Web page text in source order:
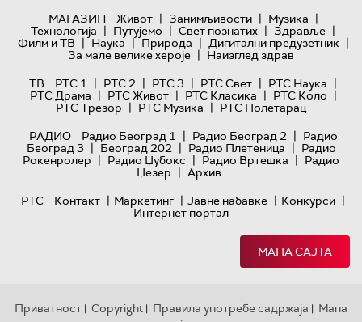
МАГАЗИН
Живот | Занимљивости | Музика |
Технологијa | Путујемо | Свет познатих | Здравље |
Филм и ТВ | Наука | Природа | Дигитални предузетник |
За мале велике хероје | Наизглед здрав
ТВ
РТС 1 | РТС 2 | РТС 3 | РТС Свет | РТС Наука |
РТС Драма | РТС Живот | РТС Класика | РТС Коло |
РТС Трезор | РТС Музика | РТС Полетарац
РАДИО
Радио Београд 1 | Радио Београд 2 | Радио
Београд 3 | Београд 202 | Радио Плетеница | Радио
Рокенролер | Радио Џубокс | Радио Вртешка | Радио
Џезер | Архив
РТС
Контакт | Маркетинг | Јавне набавке | Конкурси |
Интернет портал
МАПА САЈТА
Приватност | Copyright | Правила употребе садржаја | Мапа